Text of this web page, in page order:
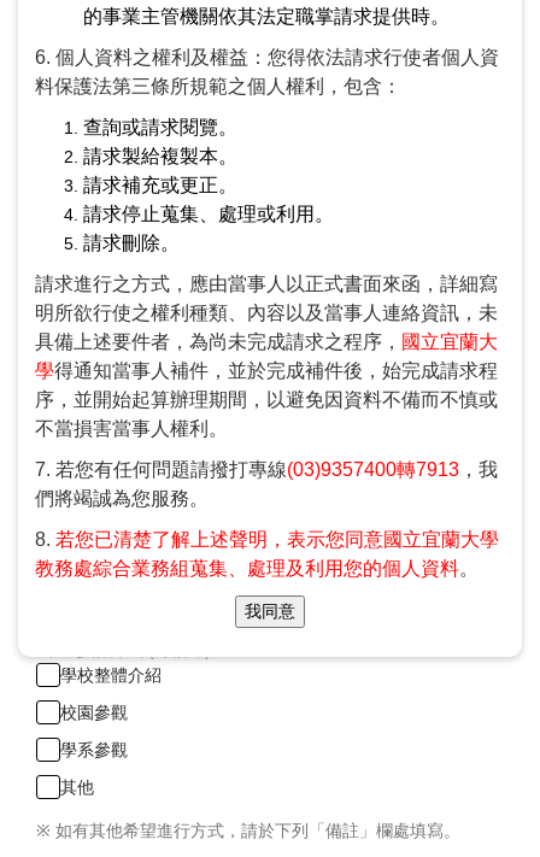
的事業主管機關依其法定職掌請求提供時。
6. 個人資料之權利及權益：您得依法請求行使者個人資
料保護法第三條所規範之個人權利，包含：
查詢或請求閱覽。
請求製給複製本。
請求補充或更正。
請求停止蒐集、處理或利用。
請求刪除。
請求進行之方式，應由當事人以正式書面來函，詳細寫
明所欲行使之權利種類、內容以及當事人連絡資訊，未
具備上述要件者，為尚未完成請求之程序， 國立宜蘭大
學得通知當事人補件，並於完成補件後，始完成請求程
序，並開始起算辦理期間，以避免因資料不備而不慎或
不當損害當事人權利。
7. 若您有任何問題請撥打專線(03)9357400轉7913 ，我
們將竭誠為您服務。
8. 若您已清楚了解上述聲明，表示您同意國立宜蘭大學
教務處綜合業務組蒐集、處理及利用您的個人資料。
我同意
1個月提出申請。
希望參訪時間:
例：10:00-15:00
預估參加人數:
例：學生35位+老師2位。參訪人數以80人為限，尚祈見諒！
*參加學生年級:
高一
高二
高三
參加學生類組:
社會組
自然組
其他
※ 如為其他類科，請於下列「備註」欄處填寫。
學校整體介紹
校園參觀
學系參觀
其他
※ 如有其他希望進行方式，請於下列「備註」欄處填寫。